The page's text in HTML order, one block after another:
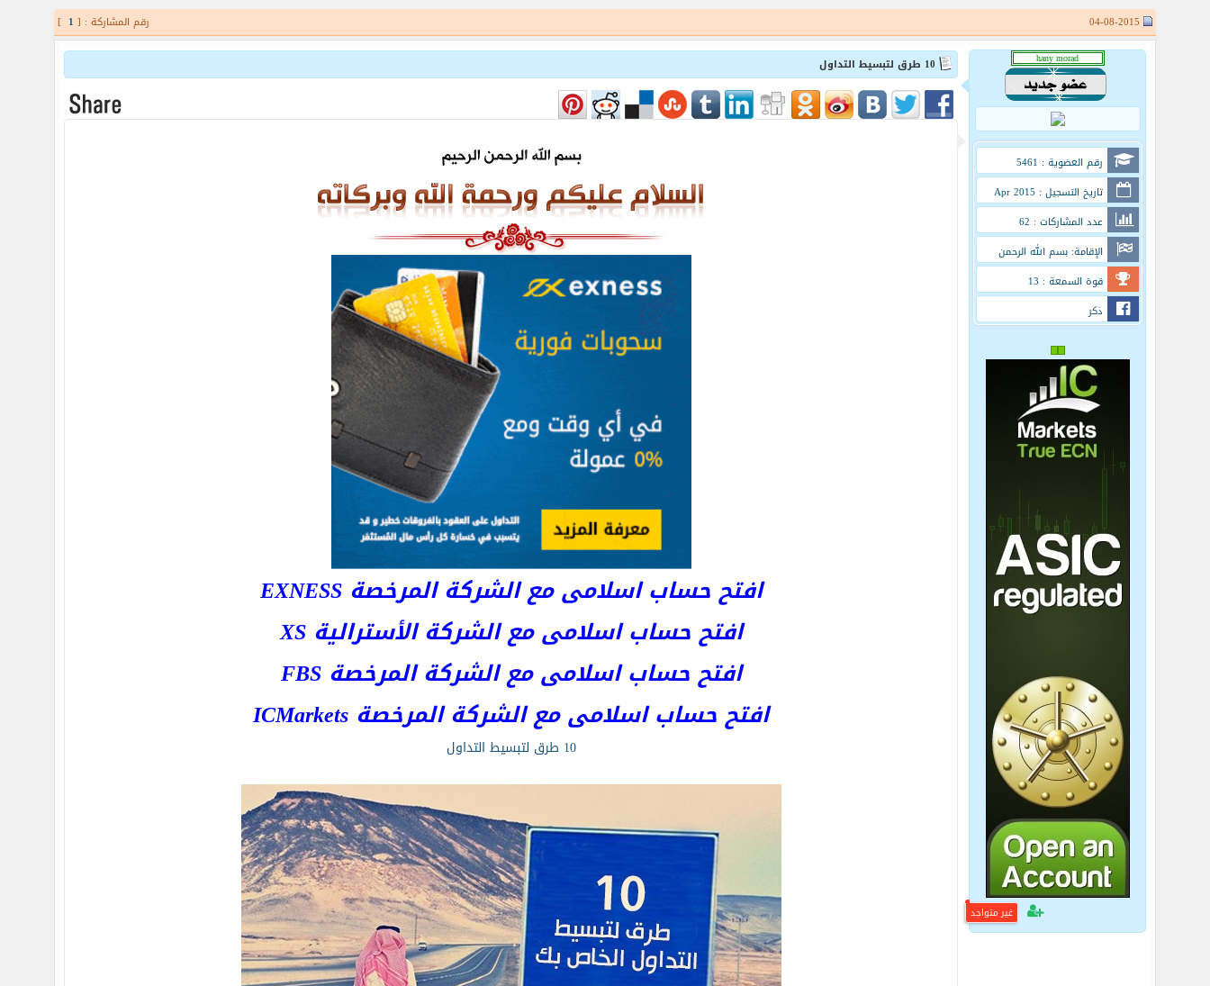
رقم المشاركة : [ 1
]
رقم العضوية : 5461
تاريخ التسجيل : Apr 2015
عدد المشاركات : 62
الإقامة: بسم الله الرحمن
الرحيم
قوة السمعة : 13
ذكر
غير متواجد
10 طرق لتبسيط التداول
افتح حساب اسلامى مع الشركة المرخصة EXNESS
افتح حساب اسلامى مع الشركة الأسترالية XS
افتح حساب اسلامى مع الشركة المرخصة FBS
افتح حساب اسلامى مع الشركة المرخصة ICMarkets
10 طرق لتبسيط التداول